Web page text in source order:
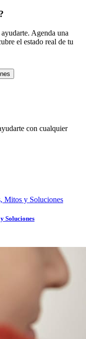
Agenda una
el estado real de tu
con cualquier
Soluciones